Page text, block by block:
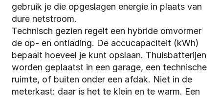
gebruik je die opgeslagen energie in plaats van
dure netstroom.
Technisch gezien regelt een hybride omvormer
de op- en ontlading. De accucapaciteit (kWh)
bepaalt hoeveel je kunt opslaan. Thuisbatterijen
worden geplaatst in een garage, een technische
ruimte, of buiten onder een afdak. Niet in de
meterkast: daar is het te klein en te warm. Een